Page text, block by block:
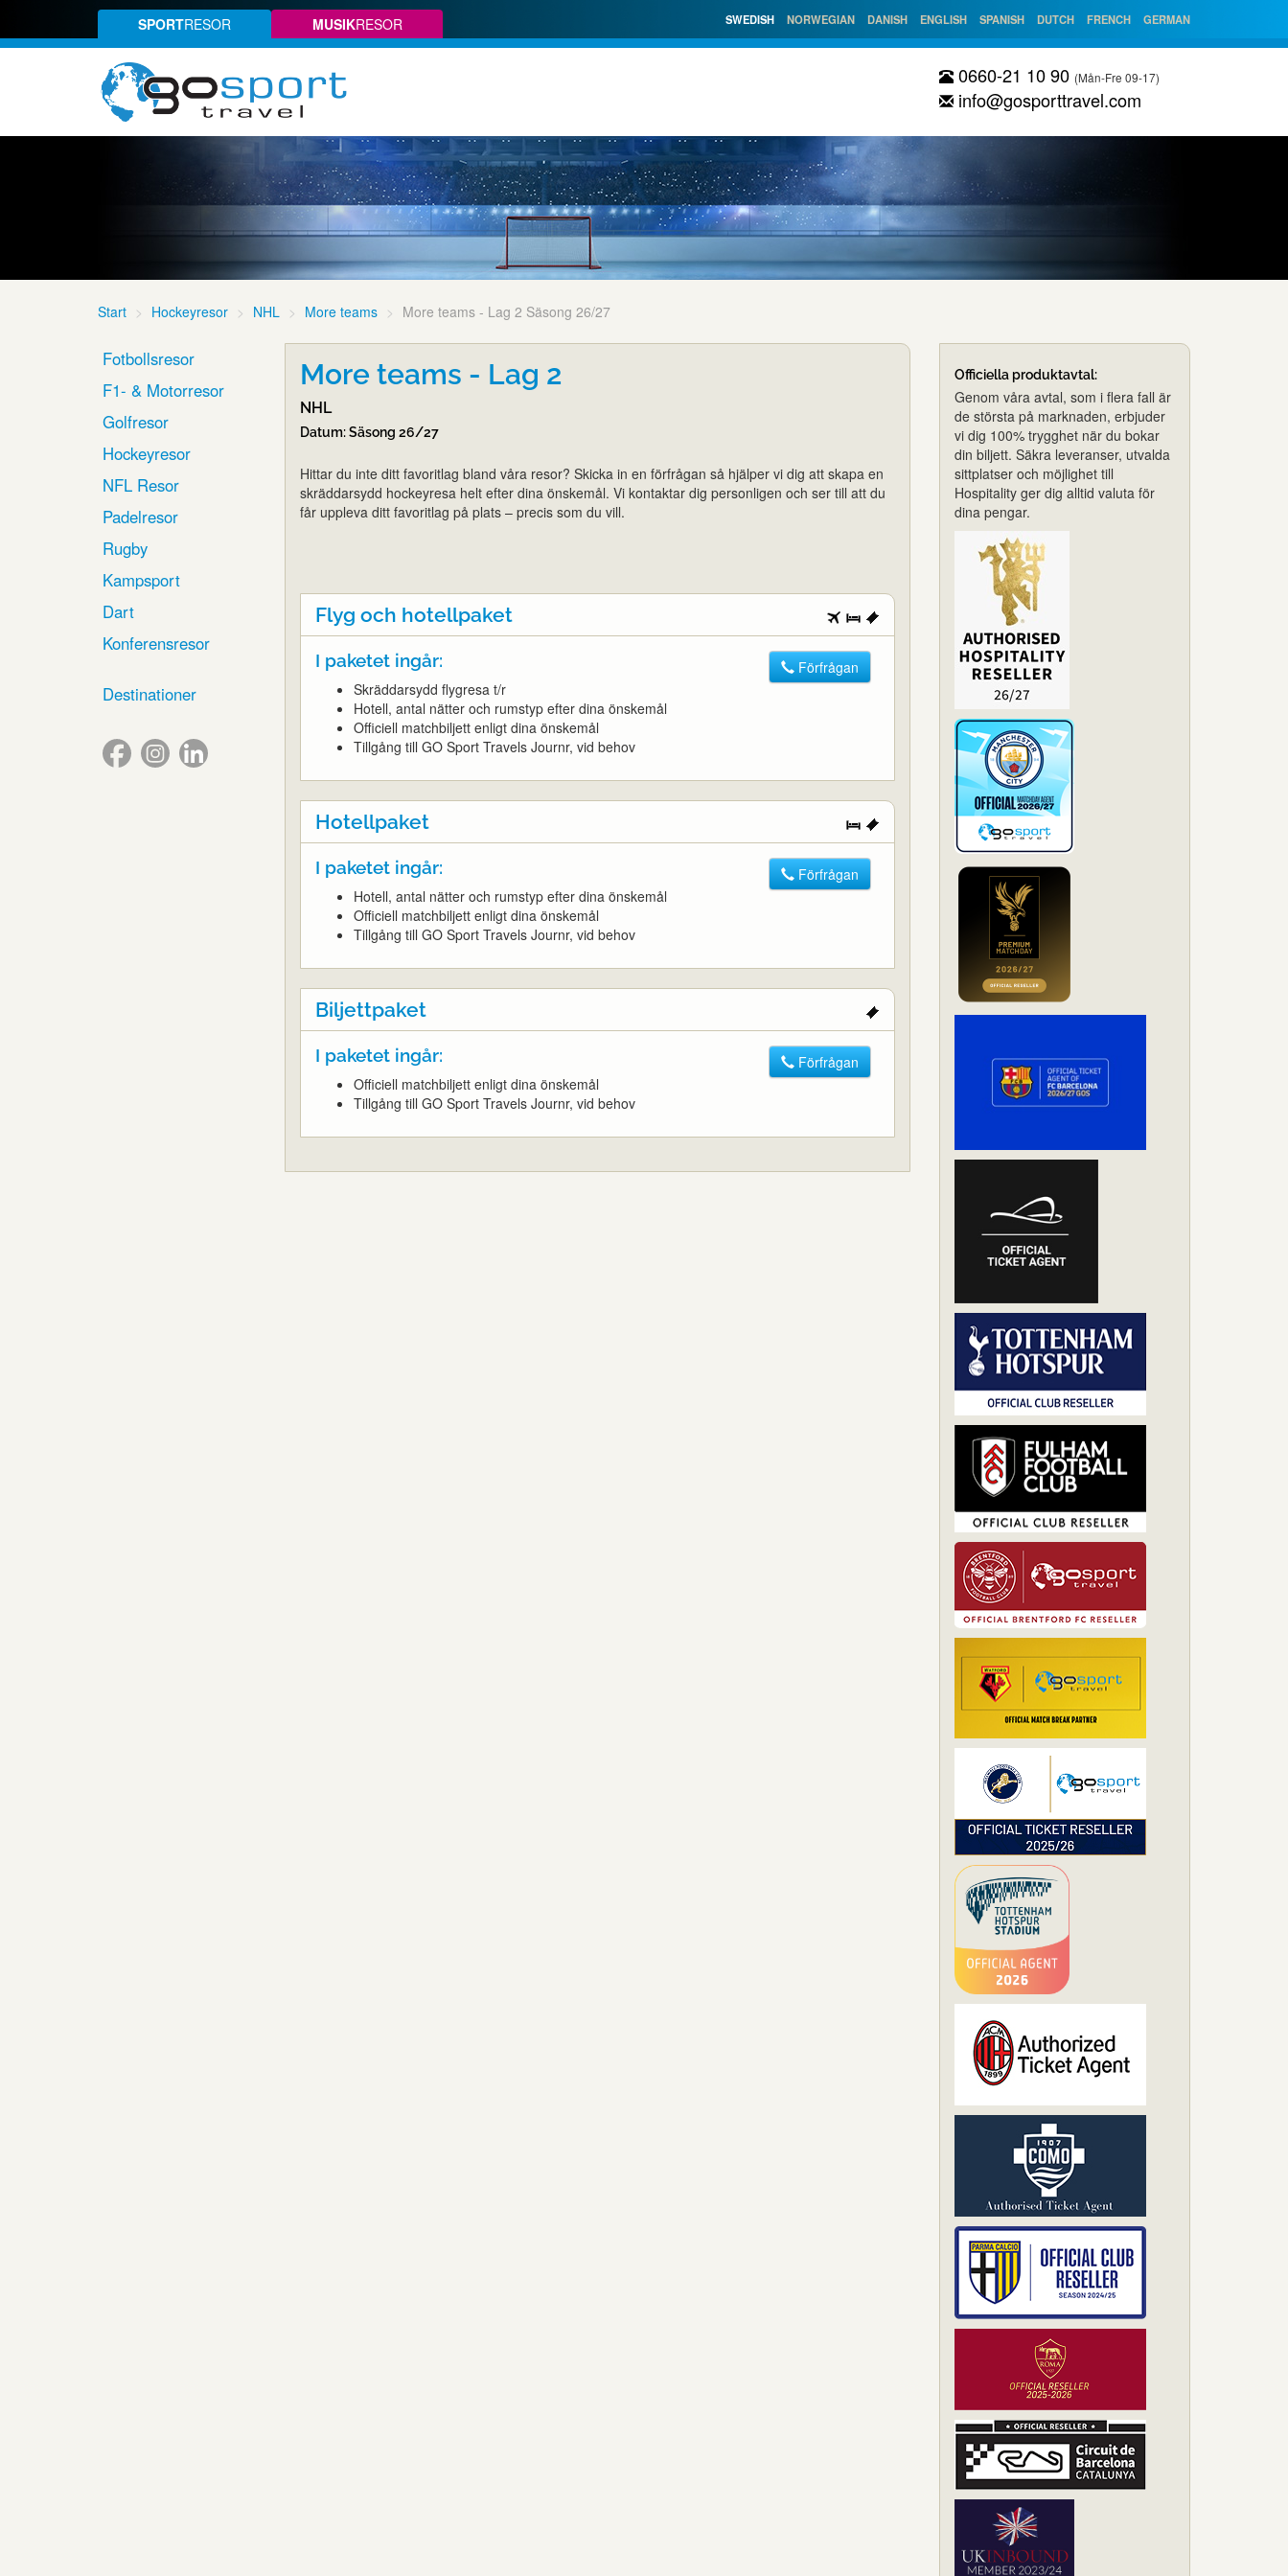
SPORTRESOR MUSIKRESOR SWEDISH NORWEGIAN DANISH ENGLISH SPANISH DUTCH FRENCH GERMAN
0660-21 10 90 (Mån-Fre 09-17)
info@gosporttravel.com
Start Hockeyresor NHL More teams More teams - Lag 2 Säsong 26/27
Fotbollsresor
F1- & Motorresor
Golfresor
Hockeyresor
NFL Resor
Padelresor
Rugby
Kampsport
Dart
Konferensresor
Destinationer
More teams - Lag 2
NHL
Datum: Säsong 26/27
Hittar du inte ditt favoritlag bland våra resor? Skicka in en förfrågan så hjälper vi dig att skapa en
skräddarsydd hockeyresa helt efter dina önskemål. Vi kontaktar dig personligen och ser till att du
får uppleva ditt favoritlag på plats – precis som du vill.
Flyg och hotellpaket
I paketet ingår:
Skräddarsydd flygresa t/r
Hotell, antal nätter och rumstyp efter dina önskemål
Officiell matchbiljett enligt dina önskemål
Tillgång till GO Sport Travels Journr, vid behov
Förfrågan
Hotellpaket
I paketet ingår:
Hotell, antal nätter och rumstyp efter dina önskemål
Officiell matchbiljett enligt dina önskemål
Tillgång till GO Sport Travels Journr, vid behov
Förfrågan
Biljettpaket
I paketet ingår:
Officiell matchbiljett enligt dina önskemål
Tillgång till GO Sport Travels Journr, vid behov
Förfrågan
Officiella produktavtal:
Genom våra avtal, som i flera fall är
de största på marknaden, erbjuder
vi dig 100% trygghet när du bokar
din biljett. Säkra leveranser, utvalda
sittplatser och möjlighet till
Hospitality ger dig alltid valuta för
dina pengar.